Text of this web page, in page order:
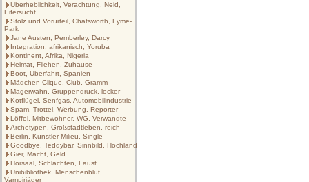
Überheblichkeit, Verachtung, Neid,
Eifersucht
Stolz und Vorurteil, Chatsworth, Lyme-
Park
Jane Austen, Pemberley, Darcy
Integration, afrikanisch, Yoruba
Kontinent, Afrika, Nigeria
Heimat, Fliehen, Zuhause
Boot, Überfahrt, Spanien
Mädchen-Clique, Club, Gramm
Magerwahn, Gruppendruck, locker
Kotflügel, Senfgas, Automobilindustrie
Spam, Trottel, Werbung, Reporter
Löffel, Mitbewohner, WG, Verwandte
Archetypen, Großstadtleben, reich
Berlin, Künstler-Milieu, Single
Goodbye, Teddybär, Sinnbild, Hochland
Gier, Macht, Geld
Hörsaal, Schlachten, Faust
Unibibliothek, Menschenblut,
Vampirjäger